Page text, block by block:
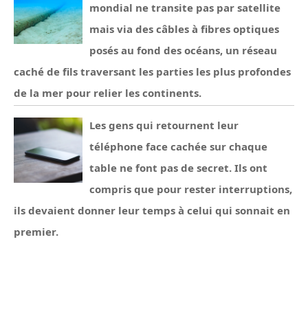
mondial ne transite pas par satellite
mais via des câbles à fibres optiques
posés au fond des océans, un réseau
caché de fils traversant les parties les plus profondes
de la mer pour relier les continents.
Les gens qui retournent leur
téléphone face cachée sur chaque
table ne font pas de secret. Ils ont
compris que pour rester interruptions,
ils devaient donner leur temps à celui qui sonnait en
premier.